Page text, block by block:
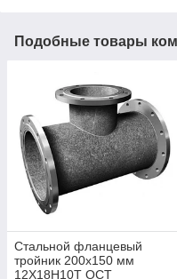
Подобные товары
Стальной фланцевый
тройник 200x150 мм
12Х18Н10Т ОСТ